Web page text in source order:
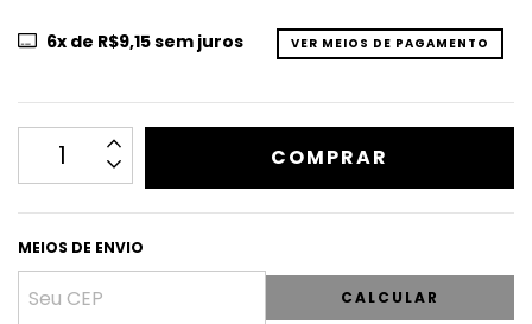
6x de R$9,15sem juros VER MEIOS DE PAGAMENTO
MEIOS DE ENVIO
CALCULAR